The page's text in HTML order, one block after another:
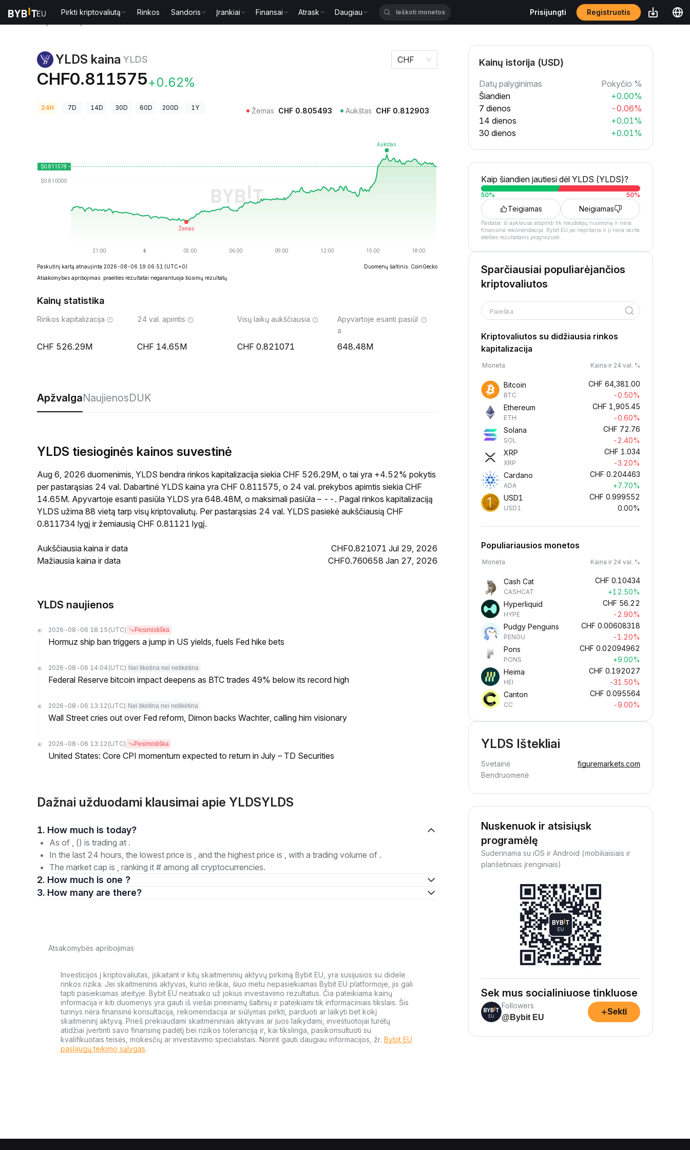
Pirkti kriptovaliutą Rinkos Sandoris Įrankiai Finansai Atrask Daugiau Prisijungti Registruotis
YLDS kaina YLDS
CHF0.811575+0.62%
CHF
24H 7D 14D 30D 60D 200D 1Y Žemas CHF 0.805493 Aukštas CHF 0.812903
Paskutinį kartą atnaujinta 2026-08-06 19:06:51 (UTC+0)
Duomenų šaltinis: CoinGecko
Atsakomybės apribojimas: praeities rezultatai negarantuoja būsimų rezultatų.
Kainų statistika
Rinkos kapitalizacija
526.29M
24 val. apimtis
14.65M
Visų laikų aukščiausia
0.821071
Apyvartoje esanti pasiūl
a
648.48M
ApžvalgaNaujienosDUK
YLDS tiesioginės kainos suvestinė
Aug 6, 2026 duomenimis, YLDS bendra rinkos kapitalizacija siekia CHF 526.29M, o tai yra +4.52% pokytis
per pastarąsias 24 val. Dabartinė YLDS kaina yra CHF 0.811575, o 24 val. prekybos apimtis siekia CHF
14.65M. Apyvartoje esanti pasiūla YLDS yra 648.48M, o maksimali pasiūla – --. Pagal rinkos kapitalizaciją
YLDS užima 88 vietą tarp visų kriptovaliutų. Per pastarąsias 24 val. YLDS pasiekė aukščiausią CHF
0.811734 lygį ir žemiausią CHF 0.81121 lygį.
Aukščiausia kaina ir data
CHF0.821071 Jul 29, 2026
Mažiausia kaina ir data
CHF0.760658 Jan 27, 2026
YLDS naujienos
2026-08-06 18:15 (UTC) Pesimistiška
Hormuz ship ban triggers a jump in US yields, fuels Fed hike bets
2026-08-06 14:04 (UTC) Nei tikėtina nei netikėtina
Federal Reserve bitcoin impact deepens as BTC trades 49% below its record high
2026-08-06 13:12 (UTC) Nei tikėtina nei netikėtina
Wall Street cries out over Fed reform, Dimon backs Wachter, calling him visionary
2026-08-06 13:12 (UTC) Pesimistiška
United States: Core CPI momentum expected to return in July – TD Securities
Dažnai užduodami klausimai apie YLDSYLDS
1. How much is today?
As of , () is trading at .
In the last 24 hours, the lowest price is , and the highest price is , with a trading volume of .
The market cap is , ranking it # among all cryptocurrencies.
2. How much is one ?
3. How many are there?
Atsakomybės apribojimas
Investicijos į kriptovaliutas, įskaitant ir kitų skaitmeninių aktyvų pirkimą Bybit EU, yra susijusios su didele
rinkos rizika. Jei skaitmeninis aktyvas, kurio ieškai, šiuo metu nepasiekiamas Bybit EU platformoje, jis gali
tapti pasiekiamas ateityje. Bybit EU neatsako už jokius investavimo rezultatus. Čia pateikiama kainų
informacija ir kiti duomenys yra gauti iš viešai prieinamų šaltinių ir pateikiami tik informaciniais tikslais. Šis
turinys nėra finansinė konsultacija, rekomendacija ar siūlymas pirkti, parduoti ar laikyti bet kokį
skaitmeninį aktyvą. Prieš prekiaudami skaitmeniniais aktyvais ar juos laikydami, investuotojai turėtų
atidžiai įvertinti savo finansinę padėtį bei rizikos toleranciją ir, kai tikslinga, pasikonsultuoti su
kvalifikuotais teisės, mokesčių ar investavimo specialistais. Norint gauti daugiau informacijos, žr. Bybit EU
paslaugų teikimo sąlygas.
Kainų istorija (USD)
Datų palyginimas
Pokyčio %
Šiandien
+0.00%
7 dienos
-0.06%
14 dienos
+0.01%
30 dienos
+0.01%
Kaip šiandien jautiesi dėl YLDS (YLDS)?
50% 50%
Teigiamas Neigiamas
Pastaba: ši apklausa atspindi tik naudotojų nuomonę ir nėra
finansinė rekomendacija. Bybit EU jai nepritaria ir ji nėra skirta
ateities rezultatams prognozuoti.
Sparčiausiai populiarėjančios
kriptovaliutos
Paieška
Kriptovaliutos su didžiausia rinkos
kapitalizacija
Moneta Kaina ir 24 val. %
Bitcoin
BTC
CHF 64,381.00
-0.50%
Ethereum
ETH
CHF 1,905.45
-0.60%
Solana
SOL
CHF 72.76
-2.40%
XRP
XRP
CHF 1.034
-3.20%
Cardano
ADA
CHF 0.204463
+7.70%
USD1
USD1
CHF 0.999552
0.00%
Populiariausios monetos
Moneta Kaina ir 24 val. %
Cash Cat
CASHCAT
CHF 0.10434
+12.50%
Hyperliquid
HYPE
CHF 56.22
-2.90%
Pudgy Penguins
PENGU
CHF 0.00608318
-1.20%
Pons
PONS
CHF 0.02094962
+9.00%
Heima
HEI
CHF 0.192027
-31.50%
Canton
CC
CHF 0.095564
-9.00%
YLDS Ištekliai
Svetainė
figuremarkets.com
Bendruomenė
Nuskenuok ir atsisiųsk
programėlę
Suderinama su iOS ir Android (mobiliaisiais ir
planšetiniais įrenginiais)
Sek mus socialiniuose tinkluose
Followers
@Bybit EU
+Sekti